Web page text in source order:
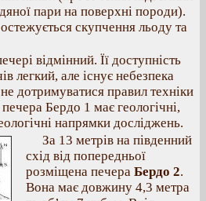
пари на поверхні породи).
скупчення льоду та
відмінний. Її доступність
легкий, але існує небезпека
дотримуватися правил техніки
Бердо 1 має геологічні,
напрямки досліджень.
За 13 метрів на південний
схід від попередньої
розміщена печера Бердо 2.
Вона має довжину 4,3 метра